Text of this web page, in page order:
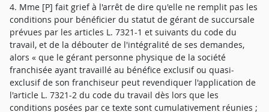
4. Mme [P] fait grief à l'arrêt de dire qu'elle ne remplit pas les
conditions pour bénéficier du statut de gérant de succursale
prévues par les articles L. 7321-1 et suivants du code du
travail, et de la débouter de l'intégralité de ses demandes,
alors « que le gérant personne physique de la société
franchisée ayant travaillé au bénéfice exclusif ou quasi-
exclusif de son franchiseur peut revendiquer l'application de
l'article L. 7321-2 du code du travail dès lors que les
conditions posées par ce texte sont cumulativement réunies ;